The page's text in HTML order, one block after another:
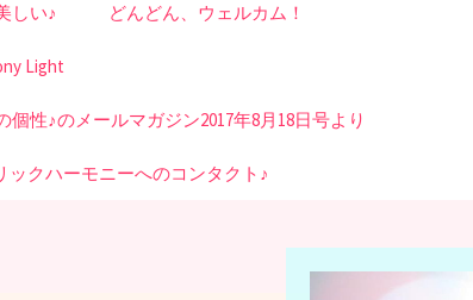
しい♪ どんどん、ウェルカム！
Light
性♪のメールマガジン2017年8月18日号より
ックハーモニーへのコンタクト♪